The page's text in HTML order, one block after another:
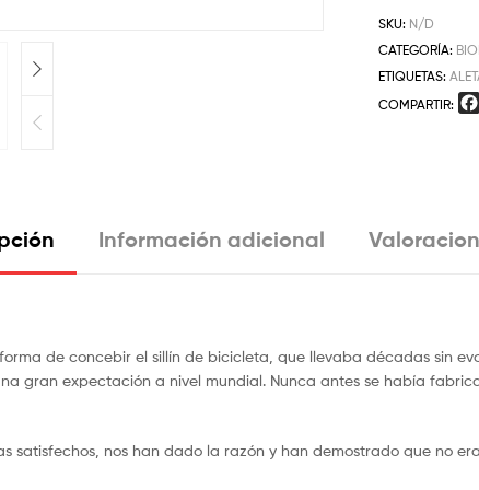
SKU: N/D
CATEGORÍA:
ETIQUETAS:
COMPARTIR:
Información adicional
de concebir el sillín de bicicleta, que llevaba décadas sin
gran expectación a nivel mundial. Nunca antes se había
satisfechos, nos han dado la razón y han demostrado que no